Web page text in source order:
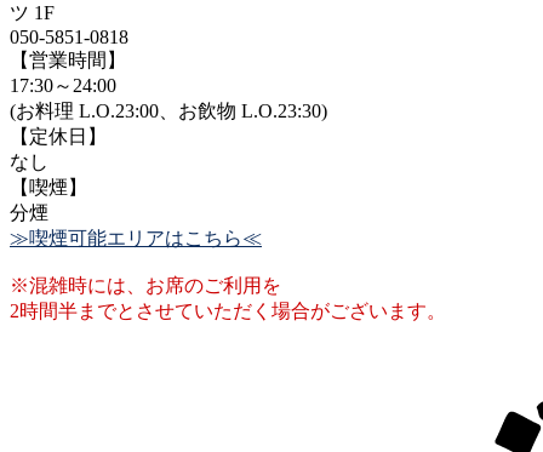
ツ 1F
050-5851-0818
【営業時間】
17:30～24:00
(お料理 L.O.23:00、お飲物 L.O.23:30)
【定休日】
なし
【喫煙】
分煙
≫喫煙可能エリアはこちら≪
※混雑時には、お席のご利用を
2時間半までとさせていただく場合がございます。